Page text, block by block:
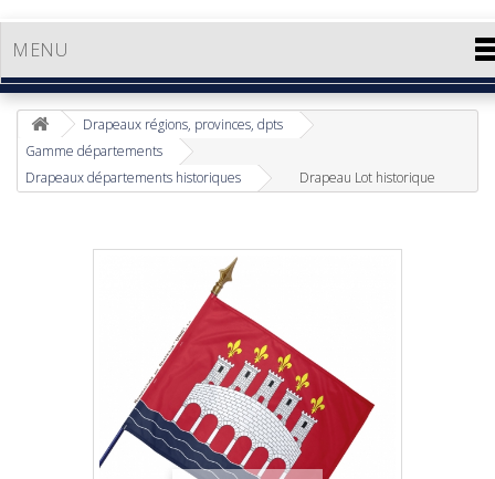
MENU
Drapeaux régions, provinces, dpts
Gamme départements
Drapeaux départements historiques
Drapeau Lot historique